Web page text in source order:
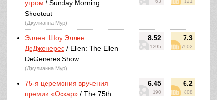
63 121
утром / Sunday Morning
Shootout
(Джулианна Мур)
8.52
1295
7.3
7902
Эллен: Шоу Эллен
ДеДженерес / Ellen: The Ellen
DeGeneres Show
(Джулианна Мур)
6.45
190
6.2
808
75-я церемония вручения
премии «Оскар» / The 75th